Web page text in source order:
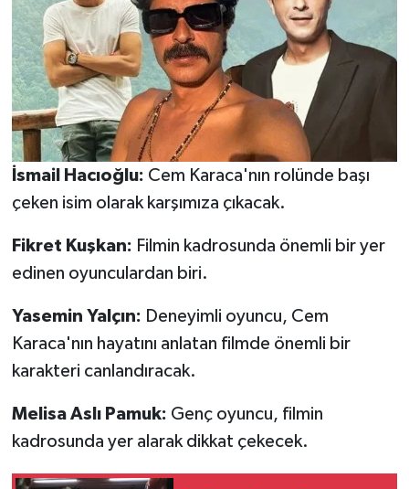
İsmail Hacıoğlu: Cem Karaca'nın rolünde başı
çeken isim olarak karşımıza çıkacak.
Fikret Kuşkan: Filmin kadrosunda önemli bir yer
edinen oyunculardan biri.
Yasemin Yalçın: Deneyimli oyuncu, Cem
Karaca'nın hayatını anlatan filmde önemli bir
karakteri canlandıracak.
Melisa Aslı Pamuk: Genç oyuncu, filmin
kadrosunda yer alarak dikkat çekecek.